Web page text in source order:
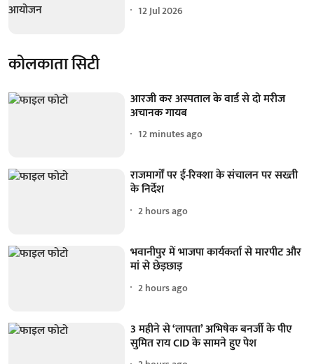
12 Jul 2026
कोलकाता सिटी
आरजी कर अस्पताल के वार्ड से दो मरीज
अचानक गायब
12 minutes ago
राजमार्गों पर ई-रिक्शा के संचालन पर सख्ती
के निर्देश
2 hours ago
भवानीपुर में भाजपा कार्यकर्ता से मारपीट और
मां से छेड़छाड़
2 hours ago
3 महीने से ‘लापता’ अभिषेक बनर्जी के पीए
सुमित राय CID के सामने हुए पेश